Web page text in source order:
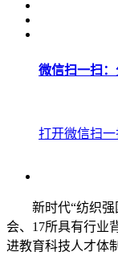
微信扫一扫
打开微信扫
新时代“纺织强
会、17所具有行业
进教育科技人才体